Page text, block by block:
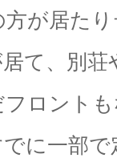
が居たり
て、別荘
ロント
に一部